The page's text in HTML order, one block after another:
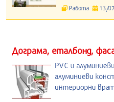
Работа 13/
Дограма, еталбонд,
PVC и
алуминиеви
интериорни